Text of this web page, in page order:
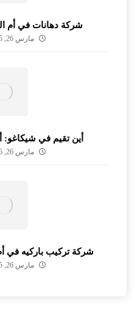
شركة دهانات في أم القيوين
مارس 26, 2025
أين تقيم في شيكاغو:
مارس 26, 2025
شركة تركيب باركيه في أم
مارس 26, 2025